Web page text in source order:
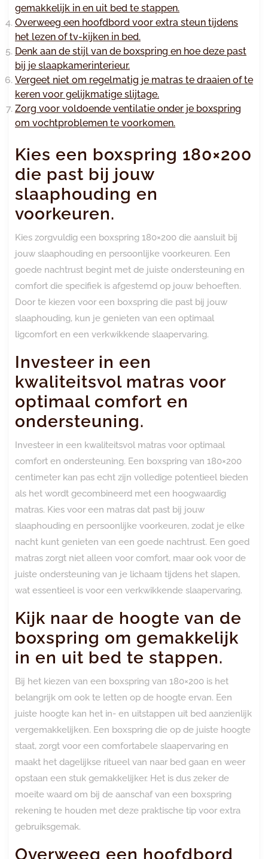
gemakkelijk in en uit bed te stappen.
Overweeg een hoofdbord voor extra steun tijdens
het lezen of tv-kijken in bed.
Denk aan de stijl van de boxspring en hoe deze past
bij je slaapkamerinterieur.
Vergeet niet om regelmatig je matras te draaien of te
keren voor gelijkmatige slijtage.
Zorg voor voldoende ventilatie onder je boxspring
om vochtproblemen te voorkomen.
Kies een boxspring 180×200
die past bij jouw
slaaphouding en
voorkeuren.
Kies zorgvuldig een boxspring 180×200 die aansluit bij
jouw slaaphouding en persoonlijke voorkeuren. Een
goede nachtrust begint met de juiste ondersteuning en
comfort die specifiek is afgestemd op jouw behoeften.
Door te kiezen voor een boxspring die past bij jouw
slaaphouding, kun je genieten van een optimaal
ligcomfort en een verkwikkende slaapervaring.
Investeer in een
kwaliteitsvol matras voor
optimaal comfort en
ondersteuning.
Investeer in een kwaliteitsvol matras voor optimaal
comfort en ondersteuning. Een boxspring van 180×200
centimeter kan pas echt zijn volledige potentieel bieden
als het wordt gecombineerd met een hoogwaardig
matras. Kies voor een matras dat past bij jouw
slaaphouding en persoonlijke voorkeuren, zodat je elke
nacht kunt genieten van een goede nachtrust. Een goed
matras zorgt niet alleen voor comfort, maar ook voor de
juiste ondersteuning van je lichaam tijdens het slapen,
wat essentieel is voor een verkwikkende slaapervaring.
Kijk naar de hoogte van de
boxspring om gemakkelijk
in en uit bed te stappen.
Bij het kiezen van een boxspring van 180×200 is het
belangrijk om ook te letten op de hoogte ervan. Een
juiste hoogte kan het in- en uitstappen uit bed aanzienlijk
vergemakkelijken. Een boxspring die op de juiste hoogte
staat, zorgt voor een comfortabele slaapervaring en
maakt het dagelijkse ritueel van naar bed gaan en weer
opstaan een stuk gemakkelijker. Het is dus zeker de
moeite waard om bij de aanschaf van een boxspring
rekening te houden met deze praktische tip voor extra
gebruiksgemak.
Overweeg een hoofdbord